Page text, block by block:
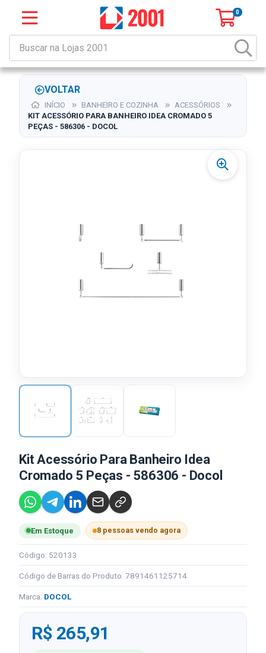
0
VOLTAR
INÍCIO BANHEIRO E COZINHA
ACESSÓRIOS
KIT ACESSÓRIO PARA BANHEIRO IDEA CROMADO 5
PEÇAS - 586306 - DOCOL
Kit Acessório Para Banheiro Idea
Cromado 5 Peças - 586306 - Docol
Em Estoque 8 pessoas vendo agora
Código: 520133
Código de Barras do Produto: 7891461125714
Marca: DOCOL
R$ 265,91